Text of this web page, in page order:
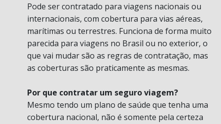
Pode ser contratado para viagens nacionais ou
internacionais, com cobertura para vias aéreas,
marítimas ou terrestres. Funciona de forma muito
parecida para viagens no Brasil ou no exterior, o
que vai mudar são as regras de contratação, mas
as coberturas são praticamente as mesmas.
Por que contratar um seguro viagem?
Mesmo tendo um plano de saúde que tenha uma
cobertura nacional, não é somente pela certeza